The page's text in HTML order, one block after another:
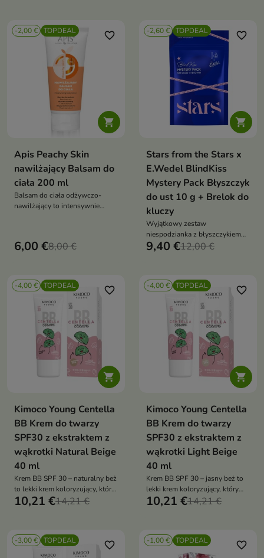
włosom blasku
-2,00 € TOPDEAL

favorite_border
Apis Peachy Skin
nawilżający Balsam do
ciała 200 ml
Balsam do ciała odżywczo-
nawilżający to intensywnie
Pozostawia ją miękką,
6,00 €8,00 €
-2,60 € TOPDEAL

favorite_border
Stars from the Stars x
E.Wedel BlindKiss
Mystery Pack Błyszczyk
do ust 10 g + Brelok do
kluczy
Wyjątkowy zestaw
niespodzianka z błyszczykiem
Kiss Gloss i kolekcjonerskim
czekoladami E.Wedel
9,40 €12,00 €
-4,00 € TOPDEAL

favorite_border
Kimoco Young Centella
BB Krem do twarzy
SPF30 z ekstraktem z
wąkrotki Natural Beige
40 ml
Krem BB SPF 30 – naturalny beż
to lekki krem koloryzujący, który
wyrównuje koloryt skóry,
promieniowaniem UV i
sprawdza się w codziennej
10,21 €14,21 €
-4,00 € TOPDEAL

favorite_border
Kimoco Young Centella
BB Krem do twarzy
SPF30 z ekstraktem z
wąkrotki Light Beige
40 ml
Krem BB SPF 30 – jasny beż to
lekki krem koloryzujący, który
wyrównuje koloryt skóry,
promieniowaniem UV, a
jednocześnie nadaje cerze
10,21 €14,21 €
-3,00 € TOPDEAL favorite_border -1,00 € TOPDEAL favorite_border